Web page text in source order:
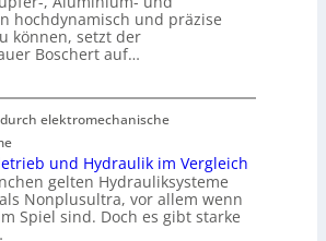
hochdynamisch und präzise
können, setzt der
Boschert auf…
elektromechanische
und Hydraulik im Vergleich
gelten Hydrauliksysteme
Nonplusultra, vor allem wenn
Spiel sind. Doch es gibt starke